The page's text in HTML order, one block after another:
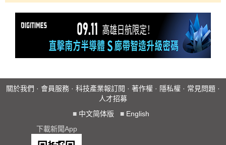
關於我們 · 會員服務 · 科技產業報訂閱 · 著作權 · 隱私權 · 常見問題 ·
人才招募
■ 中文简体版 ■ English
下載新聞App